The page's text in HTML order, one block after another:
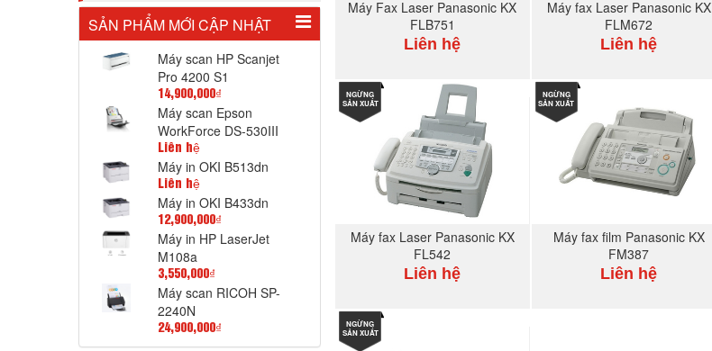
SẢN PHẨM MỚI CẬP NHẬT
Máy scan HP Scanjet
Pro 4200 S1
14,900,000₫
Máy scan Epson
WorkForce DS-530III
Liên hệ
Máy in OKI B513dn
Liên hệ
Máy in OKI B433dn
12,900,000₫
Máy in HP LaserJet
M108a
3,550,000₫
Máy scan RICOH SP-
2240N
24,900,000₫
Máy Fax Laser Panasonic KX
FLB751
Liên hệ
MUA NGAY
Máy fax Laser Panasonic KX
FLM672
Liên hệ
NGỪNG
SẢN XUẤT
Máy fax Laser Panasonic KX
FL542
Liên hệ
NGỪNG
SẢN XUẤT
Máy fax film Panasonic KX
FM387
Liên hệ
NGỪNG
SẢN XUẤT